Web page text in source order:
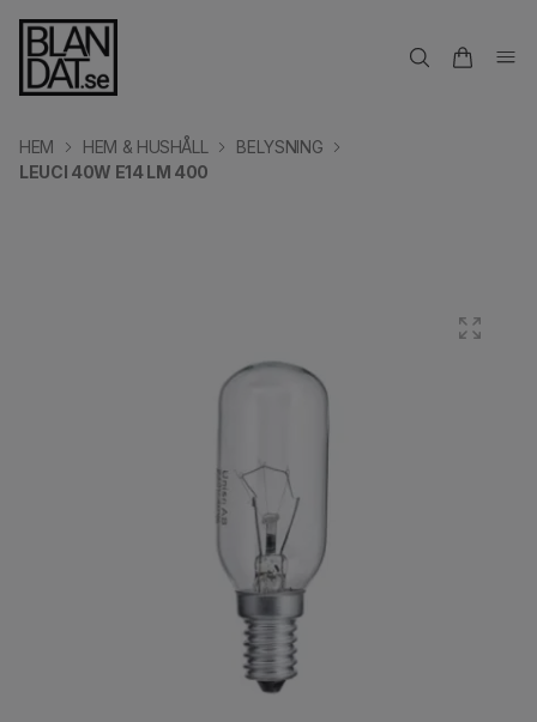
HEM HEM & HUSHÅLL
BELYSNING
LEUCI 40W E14 LM 400